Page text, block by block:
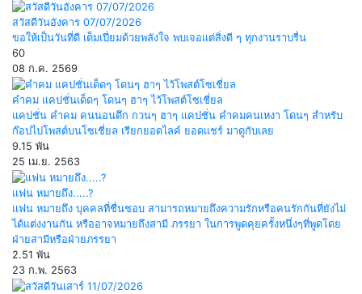
สวัสดีวันอังคาร 07/07/2026
ขอให้เป็นวันที่ดี เต็มเปี่ยมด้วยพลังใจ พบเจอแต่สิ่งดี ๆ ทุกงานราบรื่น
60
08 ก.ค. 2569
คำคม แคปชั่นเด็ดๆ โดนๆ ฮาๆ ไว้โพสต์โซเชี่ยล
แคปชั่น คำคม คนนอนดึก กวนๆ ฮาๆ แคปชั่น คำคมคนเหงา โดนๆ สำหรับ
ก๊อปไปโพสต์บนโซเชี่ยล เรียกยอดไลค์ ยอดแชร์ มาดูกับเลย
9.15 พัน
25 เม.ย. 2563
แฟน หมายถึง.....?
แฟน หมายถึง บุคคลที่ชื่นชอบ สามารถหมายถึงความรักหรือคนรักกันที่ยังไม่
ได้แต่งงานกัน หรืออาจหมายถึงสามี ภรรยา ในการพูดคุยครั้งหนึ่งๆที่พูดโดย
ฝ่ายสามีหรือฝ่ายภรรยา
2.51 พัน
23 ก.พ. 2563